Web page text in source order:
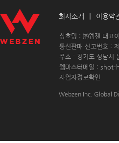
회사소개 | 이용약
상호명 : ㈜웹젠 대
통신판매 신고번호 :
주소 : 경기도 성남시
웹마스터메일 :
사업자정보확인
Webzen Inc. Global